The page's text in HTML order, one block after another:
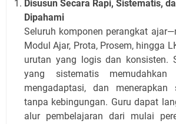
Disusun Secara Rapi, Sistematis,
Dipahami
Seluruh komponen perangkat
Modul Ajar, Prota, Prosem, hingga
urutan yang logis dan konsisten.
yang sistematis memudahkan
mengadaptasi, dan menerapkan
tanpa kebingungan. Guru dapat
alur pembelajaran dari mulai